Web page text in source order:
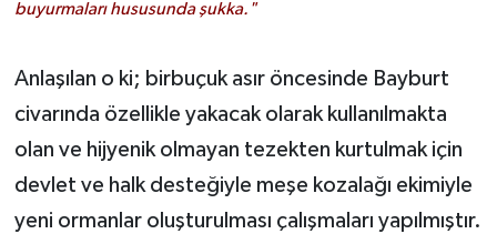
buyurmaları hususunda şukka."
Anlaşılan o ki; birbuçuk asır öncesinde Bayburt
civarında özellikle yakacak olarak kullanılmakta
olan ve hijyenik olmayan tezekten kurtulmak için
devlet ve halk desteğiyle meşe kozalağı ekimiyle
yeni ormanlar oluşturulması çalışmaları yapılmıştır.